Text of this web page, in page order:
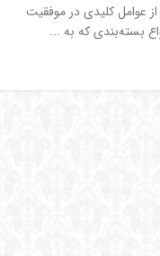
عوامل کلیدی در موفقیت
بسته‌بندی که به ...